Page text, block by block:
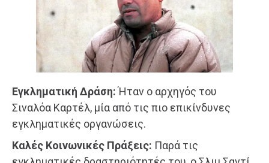
Εγκληματική Δράση:Ήταν ο αρχηγός του
Σιναλόα Καρτέλ, μία από τις πιο επικίνδυνες
εγκληματικές οργανώσεις.
Καλές Κοινωνικές Πράξεις: Παρά τις